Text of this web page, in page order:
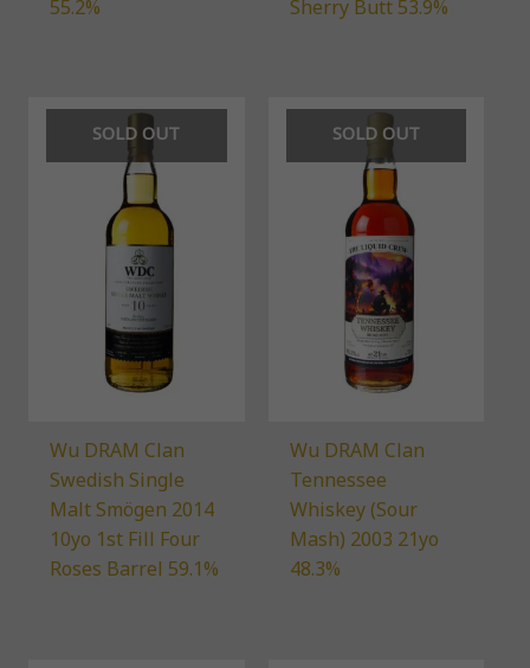
55.2% Sherry Butt 53.9%
SOLD OUT
Wu DRAM Clan
Swedish Single
Malt Smögen 2014
10yo 1st Fill Four
Roses Barrel 59.1%
SOLD OUT
Wu DRAM Clan
Tennessee
Whiskey (Sour
Mash) 2003 21yo
48.3%